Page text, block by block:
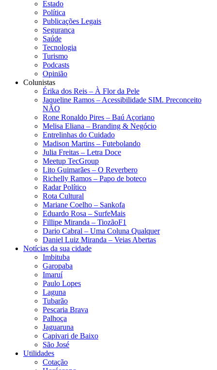
Estado
Política
Publicações Legais
Segurança
Saúde
Tecnologia
Turismo
Podcasts
Opinião
Colunistas
Érika dos Reis​ – À Flor da Pele
Jaqueline Ramos – Acessibilidade SIM. Preconceito
NÃO
Rone Ronaldo Pires – Baú Açoriano
Melisa Eliana – Branding & Negócio
Entrelinhas do Cuidado
Madison Martins – Futebolando
Julia Freitas​ – Letra Doce
Meetup TecGroup
Lito Guimarães – O Reverbero
Richelly Ramos​ – Papo de boteco
Radar Político
Rota Cultural
Mariane Coelho – Sankofa
Eduardo Rosa​ – SurfeMais
Fillipe Miranda – TiozãoF1
Dario Cabral – Uma Coluna Qualquer
Daniel Luiz Miranda – Veias Abertas
Notícias da sua cidade
Imbituba
Garopaba
Imaruí
Paulo Lopes
Laguna
Tubarão
Pescaria Brava
Palhoça
Jaguaruna
Capivari de Baixo
São José
Utilidades
Cotação